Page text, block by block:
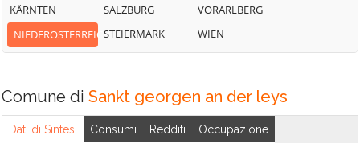
KÄRNTEN
NIEDERÖSTERREICH
SALZBURG
STEIERMARK
VORARLBERG
WIEN
Comune di Sankt georgen an der leys
Dati di Sintesi Consumi Redditi Occupazione